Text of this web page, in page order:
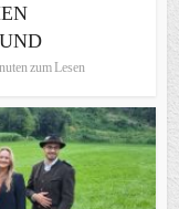
zum Lesen